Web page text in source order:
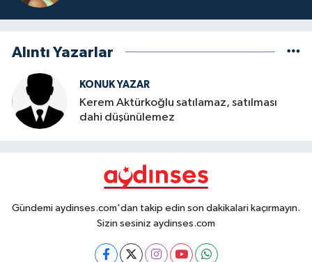
Alıntı Yazarlar
KONUK YAZAR
Kerem Aktürkoğlu satılamaz, satılması
dahi düşünülemez
Gündemi aydinses.com'dan takip edin son dakikalari kaçırmayın.
Sizin sesiniz aydinses.com